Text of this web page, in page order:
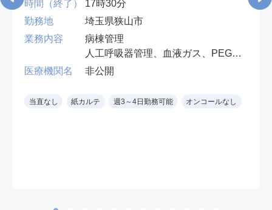
時間（終了）
17時30分
勤務地
埼玉県狭山市
業務内容
病棟管理
人工呼吸器管理、血液ガス、PEG・
胃ろう交換など、入院患者の処置対
早番・遅番各週1回。週4日勤務可
医療機関名 非公開
当直なし 紙カルテ 週3～4日勤務可能 オンコールなし